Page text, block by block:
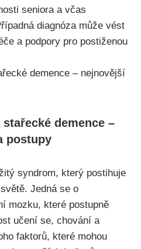
seniora a včas
diagnóza může vést
a podpory pro postiženou
demence –
postupy
syndrom, který postihuje
Jedná se o
mozku, které postupně
učení se, chování a
faktorů, které mohou